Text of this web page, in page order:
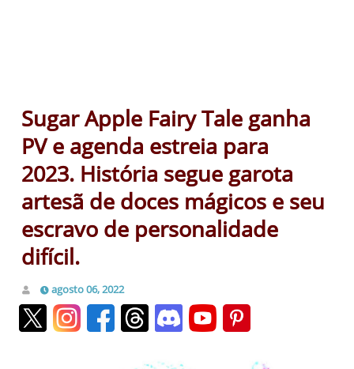
Sugar Apple Fairy Tale ganha
PV e agenda estreia para
2023. História segue garota
artesã de doces mágicos e seu
escravo de personalidade
difícil.
agosto 06, 2022